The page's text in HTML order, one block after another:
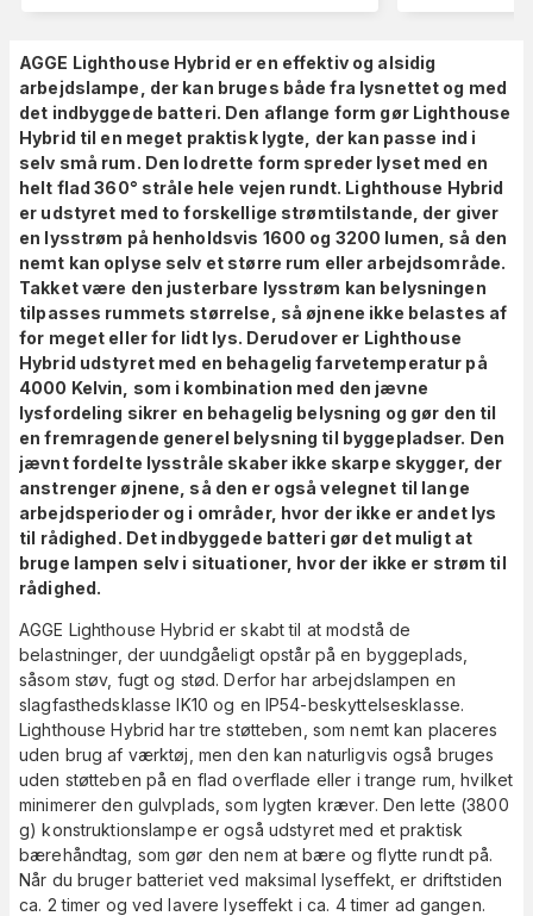
AGGE Lighthouse Hybrid er en effektiv og alsidig
arbejdslampe, der kan bruges både fra lysnettet og med
det indbyggede batteri. Den aflange form gør Lighthouse
Hybrid til en meget praktisk lygte, der kan passe ind i
selv små rum. Den lodrette form spreder lyset med en
helt flad 360° stråle hele vejen rundt. Lighthouse Hybrid
er udstyret med to forskellige strømtilstande, der giver
en lysstrøm på henholdsvis 1600 og 3200 lumen, så den
nemt kan oplyse selv et større rum eller arbejdsområde.
Takket være den justerbare lysstrøm kan belysningen
tilpasses rummets størrelse, så øjnene ikke belastes af
for meget eller for lidt lys. Derudover er Lighthouse
Hybrid udstyret med en behagelig farvetemperatur på
4000 Kelvin, som i kombination med den jævne
lysfordeling sikrer en behagelig belysning og gør den til
en fremragende generel belysning til byggepladser. Den
jævnt fordelte lysstråle skaber ikke skarpe skygger, der
anstrenger øjnene, så den er også velegnet til lange
arbejdsperioder og i områder, hvor der ikke er andet lys
til rådighed. Det indbyggede batteri gør det muligt at
bruge lampen selv i situationer, hvor der ikke er strøm til
rådighed.
AGGE Lighthouse Hybrid er skabt til at modstå de
belastninger, der uundgåeligt opstår på en byggeplads,
såsom støv, fugt og stød. Derfor har arbejdslampen en
slagfasthedsklasse IK10 og en IP54-beskyttelsesklasse.
Lighthouse Hybrid har tre støtteben, som nemt kan placeres
uden brug af værktøj, men den kan naturligvis også bruges
uden støtteben på en flad overflade eller i trange rum, hvilket
minimerer den gulvplads, som lygten kræver. Den lette (3800
g) konstruktionslampe er også udstyret med et praktisk
bærehåndtag, som gør den nem at bære og flytte rundt på.
Når du bruger batteriet ved maksimal lyseffekt, er driftstiden
ca. 2 timer og ved lavere lyseffekt i ca. 4 timer ad gangen.